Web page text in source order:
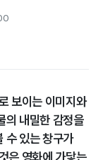
보이는 이미지와
의 내밀한 감정을
수 있는 창구가
은 영화에 가닿는